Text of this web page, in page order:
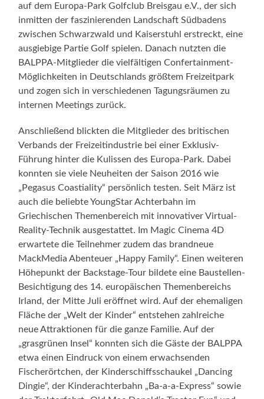
auf dem Europa-Park Golfclub Breisgau e.V., der sich
inmitten der faszinierenden Landschaft Südbadens
zwischen Schwarzwald und Kaiserstuhl erstreckt, eine
ausgiebige Partie Golf spielen. Danach nutzten die
BALPPA-Mitglieder die vielfältigen Confertainment-
Möglichkeiten in Deutschlands größtem Freizeitpark
und zogen sich in verschiedenen Tagungsräumen zu
internen Meetings zurück.
Anschließend blickten die Mitglieder des britischen
Verbands der Freizeitindustrie bei einer Exklusiv-
Führung hinter die Kulissen des Europa-Park. Dabei
konnten sie viele Neuheiten der Saison 2016 wie
„Pegasus Coastiality“ persönlich testen. Seit März ist
auch die beliebte YoungStar Achterbahn im
Griechischen Themenbereich mit innovativer Virtual-
Reality-Technik ausgestattet. Im Magic Cinema 4D
erwartete die Teilnehmer zudem das brandneue
MackMedia Abenteuer „Happy Family“. Einen weiteren
Höhepunkt der Backstage-Tour bildete eine Baustellen-
Besichtigung des 14. europäischen Themenbereichs
Irland, der Mitte Juli eröffnet wird. Auf der ehemaligen
Fläche der „Welt der Kinder“ entstehen zahlreiche
neue Attraktionen für die ganze Familie. Auf der
„grasgrünen Insel“ konnten sich die Gäste der BALPPA
etwa einen Eindruck von einem erwachsenden
Fischerörtchen, der Kinderschiffsschaukel „Dancing
Dingie“, der Kinderachterbahn „Ba-a-a-Express“ sowie